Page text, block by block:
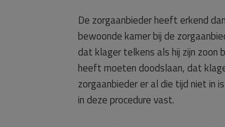
De zorgaanbieder heeft erkend
bewoonde kamer bij de
dat klager telkens als hij zijn zoon
heeft moeten doodslaan, dat
zorgaanbieder er al die tijd niet in
in deze procedure vast.